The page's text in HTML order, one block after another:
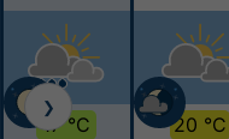
17 °C
20 °C
❯